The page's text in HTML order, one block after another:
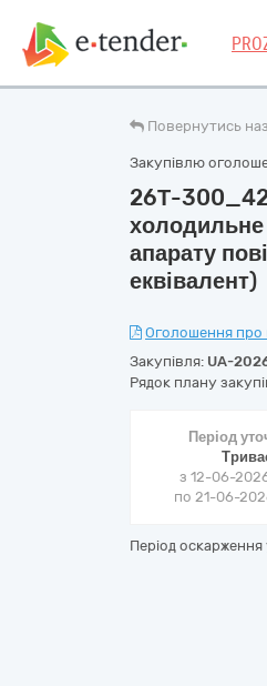
Повернутись
Закупівлю
26Т-
холодильне
апарату
еквівалент)
Оголошення про
Закупівля: UA-
Рядок плану
Період
з 12-06-
по 21-06-
Період